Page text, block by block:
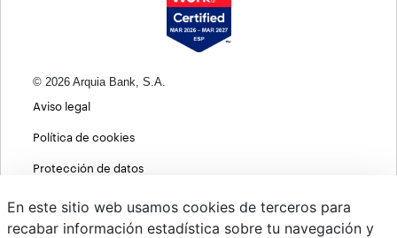
© 2026 Arquia Bank, S.A.
Aviso legal
Política de cookies
Protección de datos
Política de privacidad web
MIFID
En este sitio web usamos cookies de terceros para
recabar información estadística sobre tu navegación y